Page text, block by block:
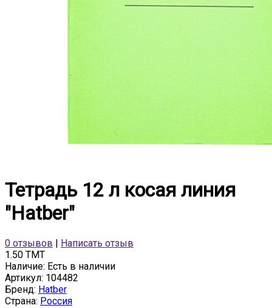
Тетрадь 12 л косая линия
"Hatber"
0 отзывов
Написать отзыв
1.50 TMT
Наличие: Есть в наличии
Артикул: 104482
Бренд: Hatber
Страна: Россия